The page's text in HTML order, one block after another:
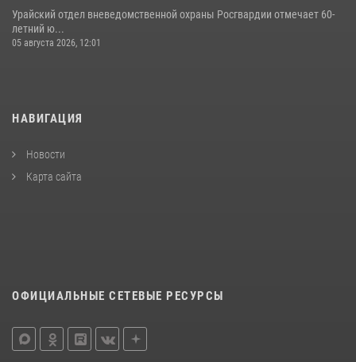
Урайский отдел вневедомственной охраны Росгвардии отмечает 60-
летний ю...
05 августа 2026, 12:01
НАВИГАЦИЯ
Новости
Карта сайта
ОФИЦИАЛЬНЫЕ СЕТЕВЫЕ РЕСУРСЫ